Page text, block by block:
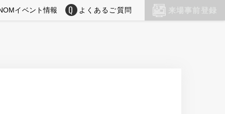
イベント情報 よくあるご質問